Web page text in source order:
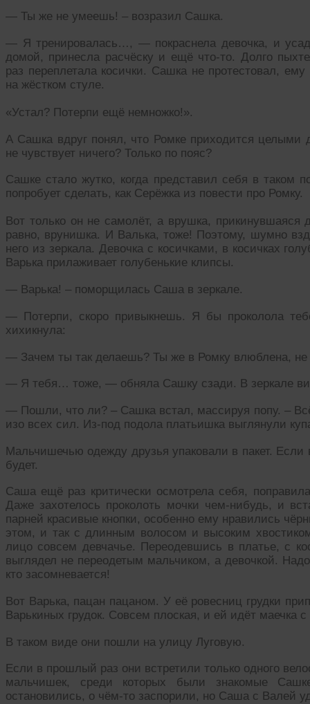
— Ты же не умеешь! – возразил Сашка.
— Я тренировалась…, — покраснела девочка, и
домой, принесла расчёску и ещё что-то. Долго
раз переплетала косички. Сашка не протестовал,
на жёстком стуле.
«Устал? Потерпи ещё немножко!».
А Сашка вдруг понял, что Ромке приходится целыми
не чувствует ничего? Только по пояс?
Сашке стало жутко, когда представил себя в таком
попробует сделать, как Серёжка из повести про Ромку.
Вот только он не самолёт, а врушка,
равно, врунишка. И Валька, тоже! Поэтому, шумно
него из зеркала. Девочка с косичками, в косичках
Варька прилаживает голубенькие клипсы.
— Варька! – поморщилась Саша в зеркале.
— Потерпи, скоро привыкнешь. Я бы проколола
хихикнула:
— Зачем ты так делаешь? Ты же в Ромку влюблена, не
— Я тебя… тоже, — обняла Сашку сзади. В зеркале
— Пошли, что ли? – Сашка встал, массируя попу. –
изо всех сил. Из-под подола платьишка выглянули
Мальчишечью одежду друзья упаковали в пакет. Если
будет.
Саша ещё раз критически осмотрела себя,
Даже захотелось проколоть мочки чем-нибудь, и
парней красивые кнопки, особенно ему нравились
этом, и так с длинным волосом и высоким
лицо совсем девчачье. Переодевшись в платье, с
выглядел не переодетым мальчиком, а девочкой.
кто засомневается!
Вот Варька, пацан пацаном. У её ровесниц грудки
Варькиных грудок. Совсем плоская, и ей идёт маечка
В таком виде они пошли на улицу Луговую.
Если в прошлый раз они встретили только одного
мальчишек, среди которых были знакомые
остановились, о чём-то заспорили, но Саша с Валей